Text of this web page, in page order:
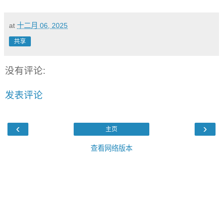
at 十二月 06, 2025
共享
没有评论:
发表评论
‹ ›
主页
查看网络版本